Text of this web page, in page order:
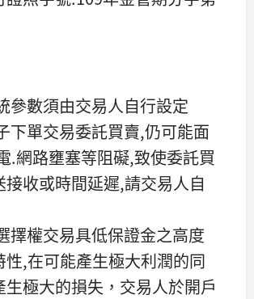
參數須由交易人自行設定
下單交易委託買賣,仍可能面
.網路壅塞等阻礙,致使委託買
接收或時間延遲,請交易人自
擇權交易具低保證金之高度
性,在可能產生極大利潤的同
生極大的損失，交易人於開戶